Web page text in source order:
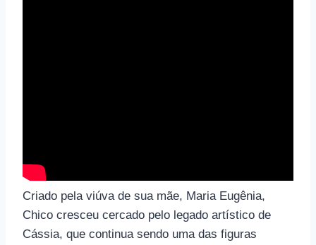
Criado pela viúva de sua mãe, Maria Eugênia,
Chico cresceu cercado pelo legado artístico de
Cássia, que continua sendo uma das figuras